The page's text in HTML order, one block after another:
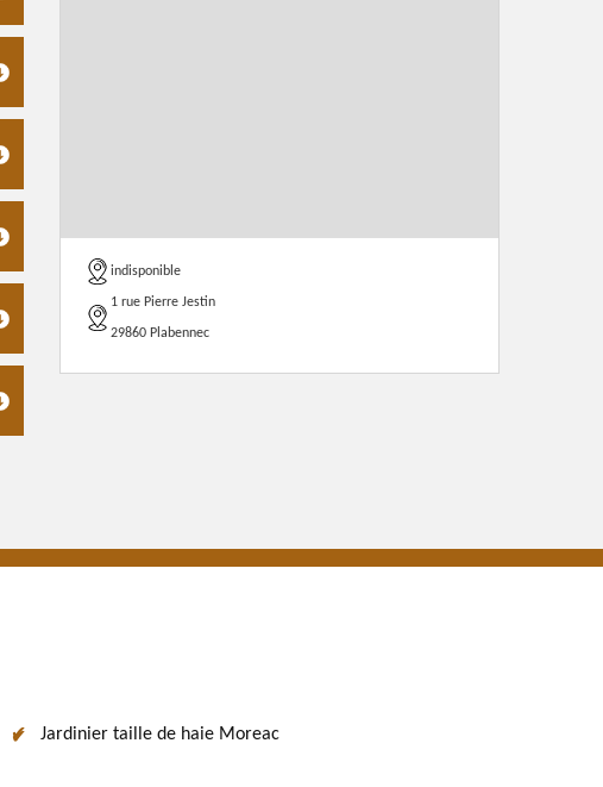
indisponible
1 rue Pierre Jestin
29860 Plabennec
Jardinier taille de haie Moreac